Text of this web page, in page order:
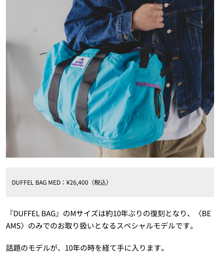
DUFFEL BAG MED：¥26,400（税込）
『DUFFEL BAG』のMサイズは約10年ぶりの復刻となり、〈BE
AMS〉のみでのお取り扱いとなるスペシャルモデルです。
話題のモデルが、10年の時を経て手に入ります。